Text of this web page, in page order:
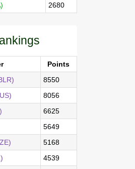
2680
Points
8550
8056
6625
5649
5168
4539